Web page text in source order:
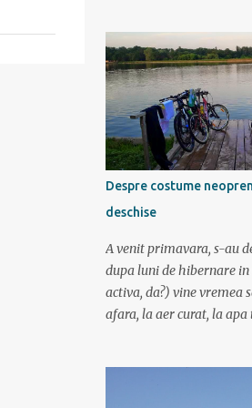
si mancare cat pentru 5
am fi grabit cand era asa
Dupa tura de leneveala
cuvenea ceva tare la
aer curat. Si unde se
Muntii Fagaras , cea mai
montana din Romania si
trei varfuri: Moldoveanu,
Mare. Am planuit sa
creasta in 5 zile, de la
de km. De la orele de
aminteam ca grupa
intinde intre Turnu Rosu
unde luam trenul pret de
Despre costume
deschise
A venit primavara, s-au
dupa luni de hibernare
activa, da?) vine vremea
afara, la aer curat, la apa